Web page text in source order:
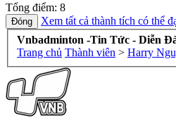
Tổng điểm: 8
Xem tất cả thành tích có thể
Vnbadminton -Tin Tức - Diễn
Trang chủ Thành viên > Harry